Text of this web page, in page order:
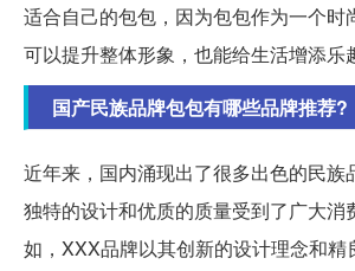
适合自己的包包，因为包包作为一个时
可以提升整体形象，也能给生活增添乐
国产民族品牌包包有哪些品牌推荐?
近年来，国内涌现出了很多出色的民族
独特的设计和优质的质量受到了广大消
如，XXX品牌以其创新的设计理念和精